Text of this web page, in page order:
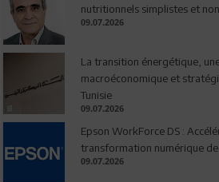
nutritionnels simplistes et
09.07.2026
La transition énergétique,
macroéconomique et
Tunisie
09.07.2026
Epson WorkForce DS :
transformation numérique
09.07.2026